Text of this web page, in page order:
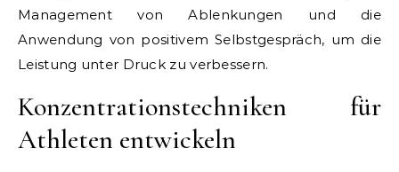
Management von Ablenkungen und die
Anwendung von positivem Selbstgespräch, um die
Leistung unter Druck zu verbessern.
Konzentrationstechniken für
Athleten entwickeln